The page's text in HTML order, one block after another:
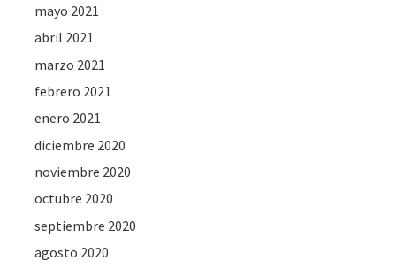
mayo 2021
abril 2021
marzo 2021
febrero 2021
enero 2021
diciembre 2020
noviembre 2020
octubre 2020
septiembre 2020
agosto 2020